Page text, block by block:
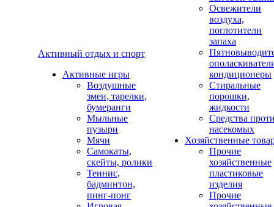
Активный отдых и спорт
Активные игры
Воздушные
змеи, тарелки,
бумеранги
Мыльные
пузыри
Мячи
Самокаты,
скейты, ролики
Теннис,
бадминтон,
пинг-понг
Освежители
воздуха,
поглотители
запаха
кондиционеры
Стиральные
порошки,
жидкости
Средства
насекомых
Хозяйственные
Прочие
хозяйственные
пластиковые
изделия
Прочие